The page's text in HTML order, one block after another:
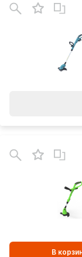
В